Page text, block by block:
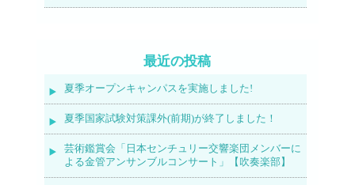
最近の投稿
夏季オープンキャンパスを実施しました!
夏季国家試験対策課外(前期)が終了しました！
芸術鑑賞会「日本センチュリー交響楽団メンバーに
よる金管アンサンブルコンサート」【吹奏楽部】